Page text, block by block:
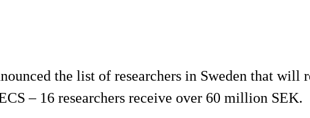
the list of researchers in Sweden that will
– 16 researchers receive over 60 million SEK.